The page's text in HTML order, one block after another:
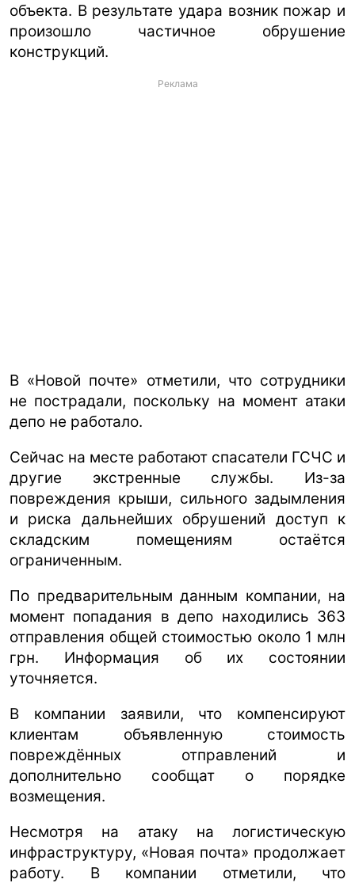
объекта. В результате удара возник пожар и
произошло частичное обрушение
конструкций.
Реклама
В «Новой почте» отметили, что сотрудники
не пострадали, поскольку на момент атаки
депо не работало.
Сейчас на месте работают спасатели ГСЧС и
другие экстренные службы. Из-за
повреждения крыши, сильного задымления
и риска дальнейших обрушений доступ к
складским помещениям остаётся
ограниченным.
По предварительным данным компании, на
момент попадания в депо находились 363
отправления общей стоимостью около 1 млн
грн. Информация об их состоянии
уточняется.
В компании заявили, что компенсируют
клиентам объявленную стоимость
повреждённых отправлений и
дополнительно сообщат о порядке
возмещения.
Несмотря на атаку на логистическую
инфраструктуру, «Новая почта» продолжает
работу. В компании отметили, что